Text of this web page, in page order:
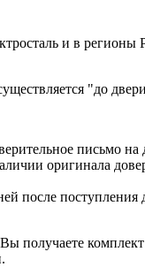
и в
"до
письмо
оригинала
после
получаете